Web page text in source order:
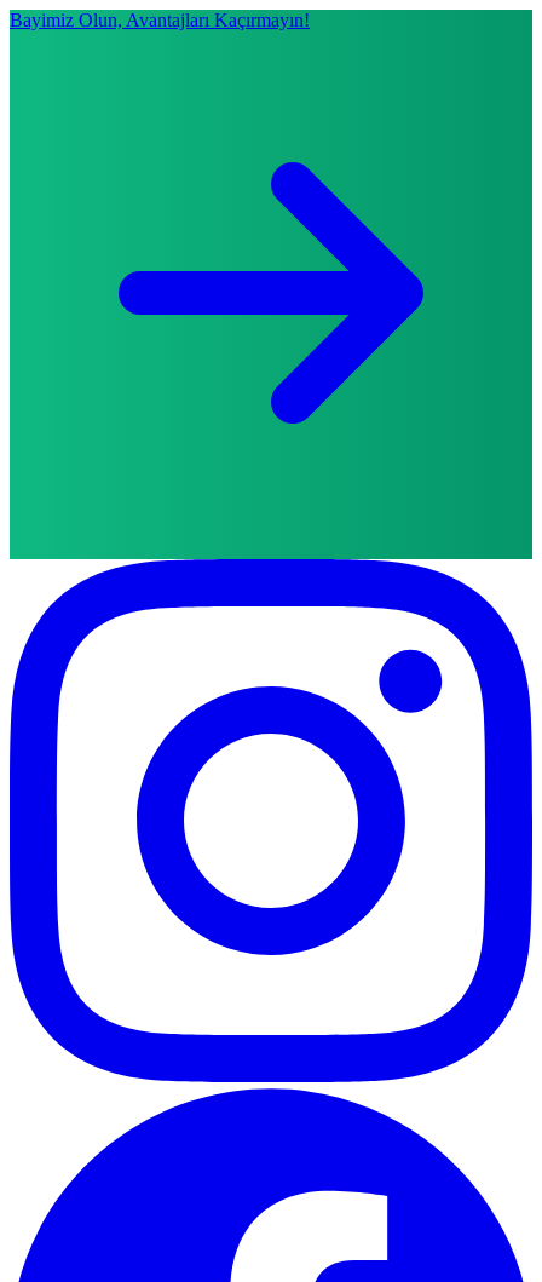
Bayimiz Olun, Avantajları Kaçırmayın!